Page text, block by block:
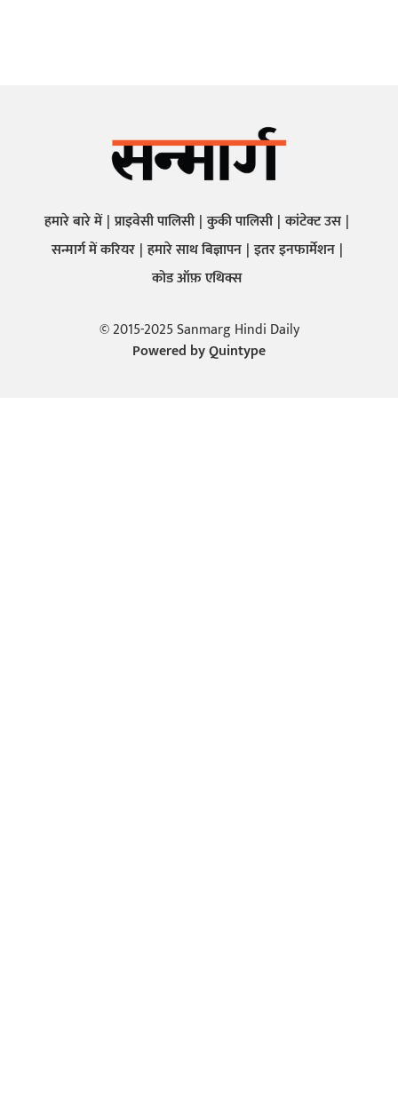
हमारे बारे में प्राइवेसी पालिसी कुकी पालिसी कांटेक्ट उस
सन्मार्ग में करियर हमारे साथ बिज्ञापन इतर इनफार्मेशन
कोड ऑफ़ एथिक्स
© 2015-2025 Sanmarg Hindi Daily
Powered byQuintype